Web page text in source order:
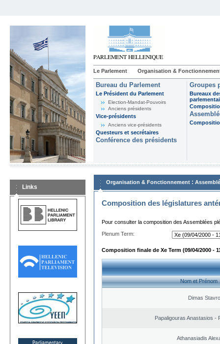
Le Parlement Organisation &
Bureau du Parlement
Le Président du Parlement
Election-Mandat-Pouvoirs
Anciens présidents
Vice-présidents
Anciens vice-présidents
Questeurs et secrétaires
Conférence des présidents
Groupes
Bureaux
Links
Organisation & Fonctionnement :
Composition des législatures
Pour consulter la composition des Assemblées
Plenum Term:
Composition finale de Xe Term (09/04/2000 -
Nom et Prénom
Dimas
Papaligouras Anastasios -
Athanasiadis